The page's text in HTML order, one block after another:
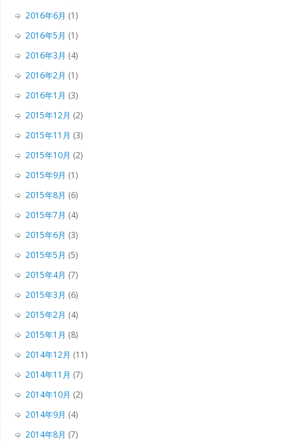
2016年6月 (1)
2016年5月 (1)
2016年3月 (4)
2016年2月 (1)
2016年1月 (3)
2015年12月 (2)
2015年11月 (3)
2015年10月 (2)
2015年9月 (1)
2015年8月 (6)
2015年7月 (4)
2015年6月 (3)
2015年5月 (5)
2015年4月 (7)
2015年3月 (6)
2015年2月 (4)
2015年1月 (8)
2014年12月 (11)
2014年11月 (7)
2014年10月 (2)
2014年9月 (4)
2014年8月 (7)